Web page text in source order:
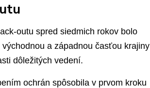
outu spred siedmich rokov bolo
a západnou časťou krajiny
dôležitých vedení.
ochrán spôsobila v prvom kroku